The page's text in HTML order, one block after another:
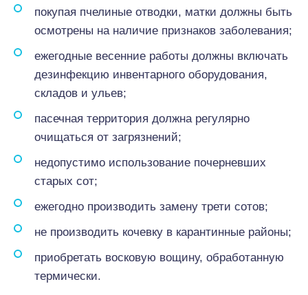
покупая пчелиные отводки, матки должны быть
осмотрены на наличие признаков заболевания;
ежегодные весенние работы должны включать
дезинфекцию инвентарного оборудования,
складов и ульев;
пасечная территория должна регулярно
очищаться от загрязнений;
недопустимо использование почерневших
старых сот;
ежегодно производить замену трети сотов;
не производить кочевку в карантинные районы;
приобретать восковую вощину, обработанную
термически.